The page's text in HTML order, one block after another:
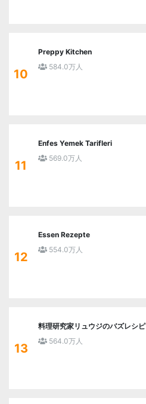
10
Preppy Kitchen
584.0万人
11
Enfes Yemek Tarifleri
569.0万人
12
Essen Rezepte
554.0万人
13
料理研究家リュウジのバズレシピ
564.0万人